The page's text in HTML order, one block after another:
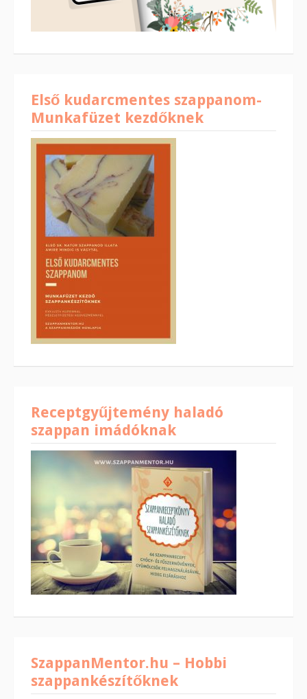
Első kudarcmentes szappanom-
Munkafüzet kezdőknek
Receptgyűjtemény haladó
szappan imádóknak
SzappanMentor.hu – Hobbi
szappankészítőknek